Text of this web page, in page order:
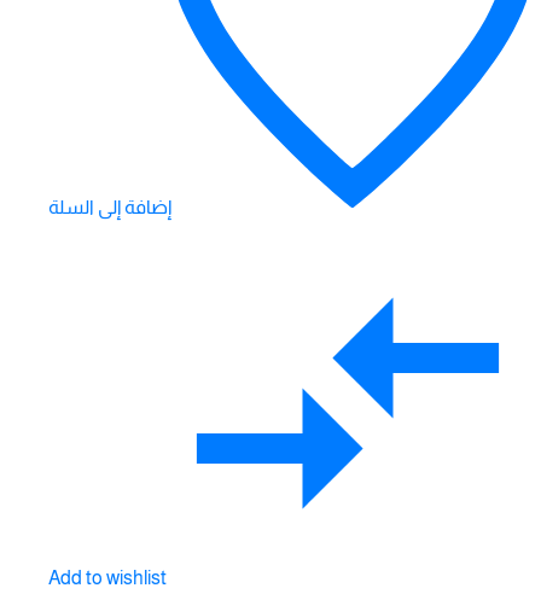
إضافة إلى السلة
Add to wishlist